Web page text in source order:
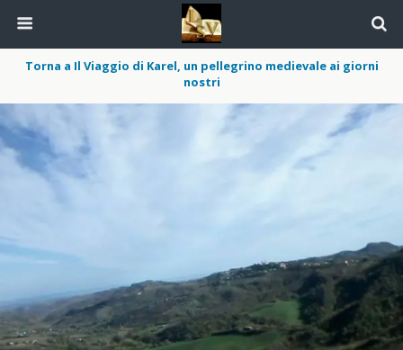
Torna a Il Viaggio di Karel, un pellegrino medievale ai giorni
nostri